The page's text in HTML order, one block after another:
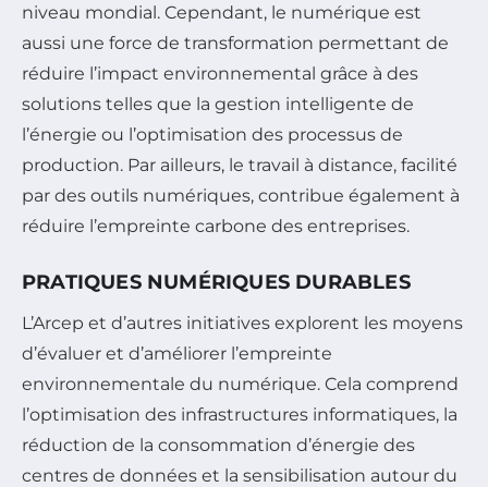
niveau mondial. Cependant, le numérique est
aussi une force de transformation permettant de
réduire l’impact environnemental grâce à des
solutions telles que la gestion intelligente de
l’énergie ou l’optimisation des processus de
production. Par ailleurs, le travail à distance, facilité
par des outils numériques, contribue également à
réduire l’empreinte carbone des entreprises.
PRATIQUES NUMÉRIQUES DURABLES
L’Arcep et d’autres initiatives explorent les moyens
d’évaluer et d’améliorer l’empreinte
environnementale du numérique. Cela comprend
l’optimisation des infrastructures informatiques, la
réduction de la consommation d’énergie des
centres de données et la sensibilisation autour du